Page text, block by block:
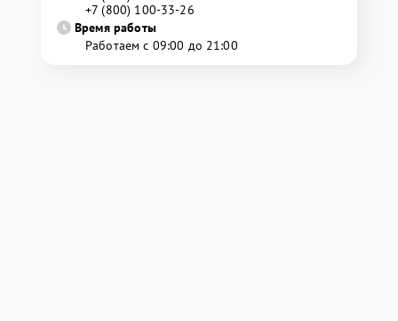
+7 (800) 100-33-26
Время работы
Работаем с 09:00 до 21:00